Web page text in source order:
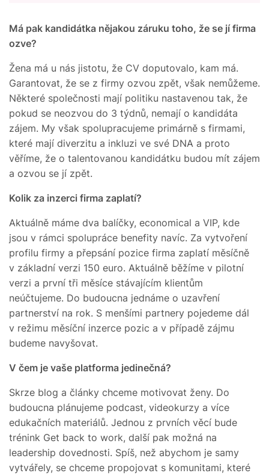
Má pak kandidátka nějakou záruku toho, že se jí firma
ozve?
Žena má u nás jistotu, že CV doputovalo, kam má.
Garantovat, že se z firmy ozvou zpět, však nemůžeme.
Některé společnosti mají politiku nastavenou tak, že
pokud se neozvou do 3 týdnů, nemají o kandidáta
zájem. My však spolupracujeme primárně s firmami,
které mají diverzitu a inkluzi ve své DNA a proto
věříme, že o talentovanou kandidátku budou mít zájem
a ozvou se jí zpět.
Kolik za inzerci firma zaplatí?
Aktuálně máme dva balíčky, economical a VIP, kde
jsou v rámci spolupráce benefity navíc. Za vytvoření
profilu firmy a přepsání pozice firma zaplatí měsíčně
v základní verzi 150 euro. Aktuálně běžíme v pilotní
verzi a první tři měsíce stávajícím klientům
neúčtujeme. Do budoucna jednáme o uzavření
partnerství na rok. S menšími partnery pojedeme dál
v režimu měsíční inzerce pozic a v případě zájmu
budeme navyšovat.
V čem je vaše platforma jedinečná?
Skrze blog a články chceme motivovat ženy. Do
budoucna plánujeme podcast, videokurzy a více
edukačních materiálů. Jednou z prvních věcí bude
trénink Get back to work, další pak možná na
leadership dovednosti. Spíš, než abychom je samy
vytvářely, se chceme propojovat s komunitami, které